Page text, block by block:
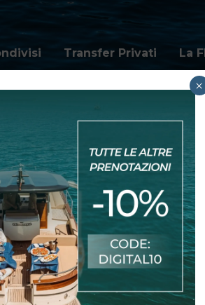
Transfer Privati La
×